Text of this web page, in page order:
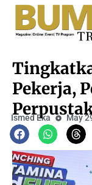
Pekerja,
Ismed Eka May